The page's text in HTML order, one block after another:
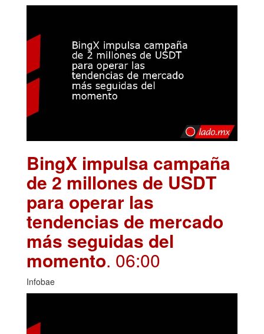
BingX impulsa campaña
de 2 millones de USDT
para operar las
tendencias de mercado
más seguidas del
momento. 06:00
Infobae